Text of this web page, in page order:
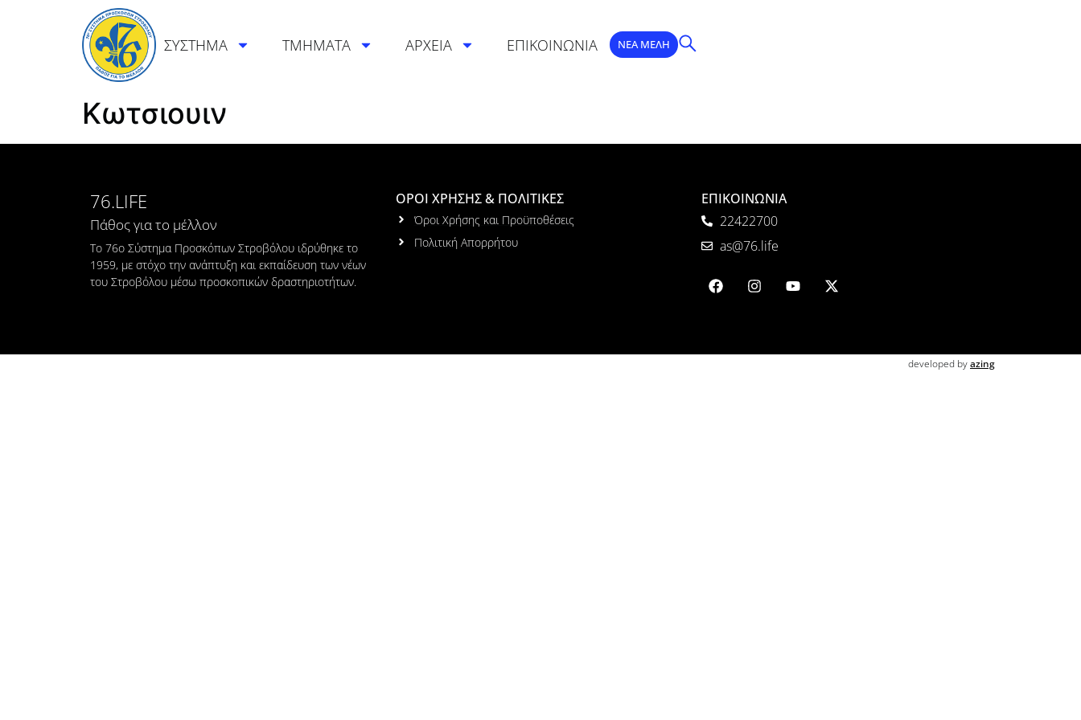
ΣΥΣΤΗΜΑ ΤΜΗΜΑΤΑ ΑΡΧΕΙΑ ΕΠΙΚΟΙΝΩΝΙΑ ΝΕΑ ΜΕΛΗ
Κωτσιουιν
76.LIFE
Πάθος για το μέλλον
Το 76ο Σύστημα Προσκόπων Στροβόλου ιδρύθηκε το
1959, με στόχο την ανάπτυξη και εκπαίδευση των νέων
του Στροβόλου μέσω προσκοπικών δραστηριοτήτων.
ΟΡΟΙ ΧΡΗΣΗΣ & ΠΟΛΙΤΙΚΕΣ
Όροι Χρήσης και Προϋποθέσεις
Πολιτική Απορρήτου
ΕΠΙΚΟΙΝΩΝΙΑ
22422700
as@76.life
developed byazing